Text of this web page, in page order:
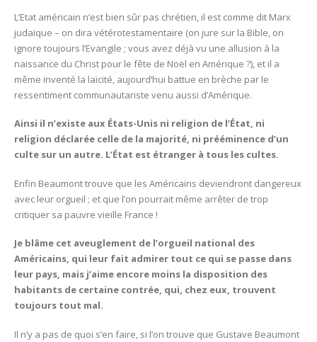
L’Etat américain n’est bien sûr pas chrétien, il est comme dit Marx
judaïque – on dira vétérotestamentaire (on jure sur la Bible, on
ignore toujours l’Evangile ; vous avez déjà vu une allusion à la
naissance du Christ pour le fête de Noël en Amérique ?), et il a
même inventé la laïcité, aujourd’hui battue en brèche par le
ressentiment communautariste venu aussi d’Amérique.
Ainsi il n’existe aux États-Unis ni religion de l’État, ni
religion déclarée celle de la majorité, ni prééminence d’un
culte sur un autre. L’État est étranger à tous les cultes.
Enfin Beaumont trouve que les Américains deviendront dangereux
avec leur orgueil ; et que l’on pourrait même arrêter de trop
critiquer sa pauvre vieille France !
Je blâme cet aveuglement de l’orgueil national des
Américains, qui leur fait admirer tout ce qui se passe dans
leur pays, mais j’aime encore moins la disposition des
habitants de certaine contrée, qui, chez eux, trouvent
toujours tout mal.
Il n’y a pas de quoi s’en faire, si l’on trouve que Gustave Beaumont